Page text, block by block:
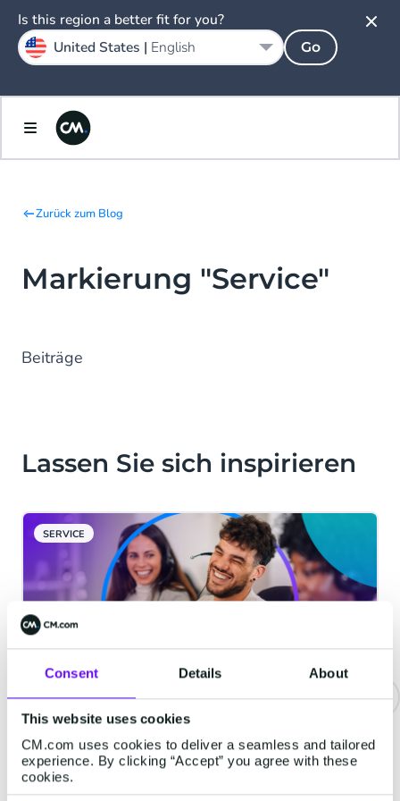
Consent Details About
This website uses cookies
CM.com uses cookies to deliver a seamless and tailored
experience. By clicking “Accept” you agree with these
cookies.
Zurück zum Blog
Markierung "Service"
Beiträge
Lassen Sie sich inspirieren
SERVICE
KI-Agenten genauso wichtig ist
wie der Agent selbst
Is this region a better fit for you?
United States | English Go